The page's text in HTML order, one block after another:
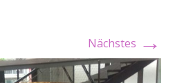
Nächstes →